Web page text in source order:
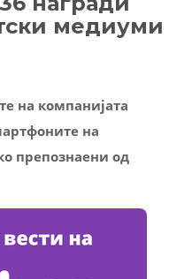
медиуми
на компанијата
на
препознаени од